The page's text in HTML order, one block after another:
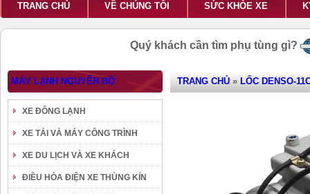
TRANG CHỦ VỀ CHÚNG TÔI SỨC KHỎE XE
Quý khách cần tìm phụ tùng gì?
MÁY LẠNH NGUYÊN BỘ
XE ĐÔNG LẠNH
XE TẢI VÀ MÁY CÔNG TRÌNH
XE DU LỊCH VÀ XE KHÁCH
ĐIỀU HÒA ĐIỆN XE THÙNG KÍN
TRANG CHỦ » LỐC DENSO-